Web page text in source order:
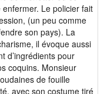
Le policier fait
(un peu comme
son pays). La
il évoque aussi
d’ingrédients pour
coquins. Monsieur
de fouille
avec son costume tiré